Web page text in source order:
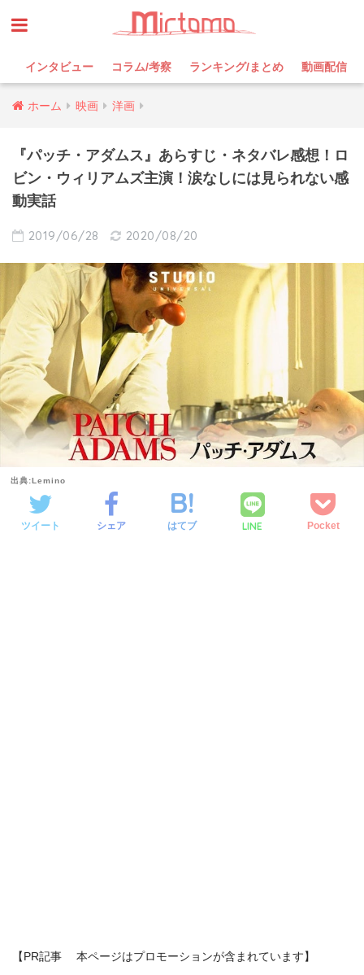
インタビュー コラム/考察 ランキング/まとめ 動画配信
ホーム 映画 洋画
『パッチ・アダムス』あらすじ・ネタバレ感想！ロ
ビン・ウィリアムズ主演！涙なしには見られない感
動実話
2019/06/28 2020/08/20
出典:Lemino
ツイート シェア はてブ LINE Pocket
【PR記事 本ページはプロモーションが含まれています】